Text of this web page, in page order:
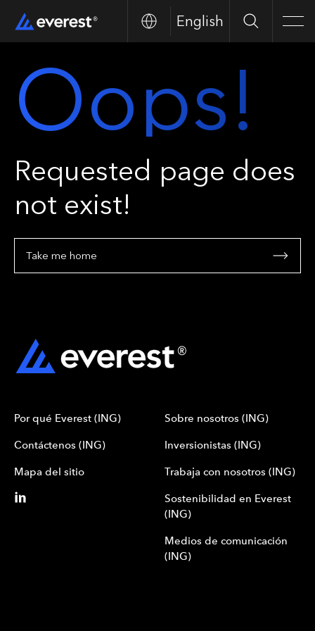
English Search
Oops!
Requested page does
not exist!
Take me home
Por qué Everest (ING)
Contáctenos (ING)
Mapa del sitio
Sobre nosotros (ING)
Inversionistas (ING)
Trabaja con nosotros (ING)
Sostenibilidad en Everest
(ING)
Medios de comunicación
(ING)